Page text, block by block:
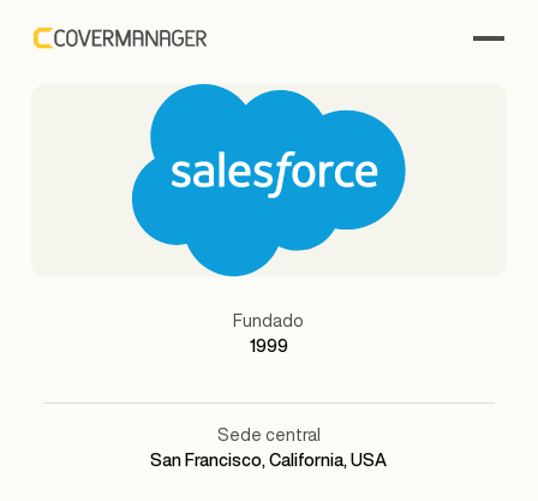
Fundado
1999
Sede central
San Francisco, California, USA